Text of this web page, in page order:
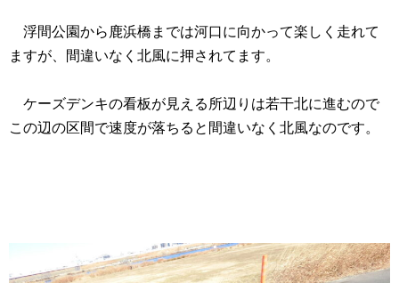
浮間公園から鹿浜橋までは河口に向かって楽しく走れて
ますが、間違いなく北風に押されてます。
ケーズデンキの看板が見える所辺りは若干北に進むので
この辺の区間で速度が落ちると間違いなく北風なのです。